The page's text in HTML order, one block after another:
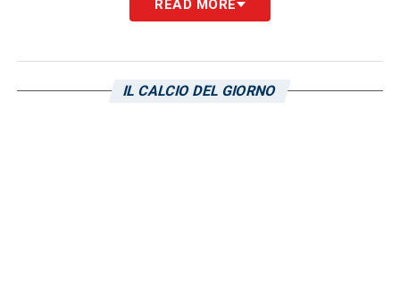
READ MORE
IL CALCIO DEL GIORNO